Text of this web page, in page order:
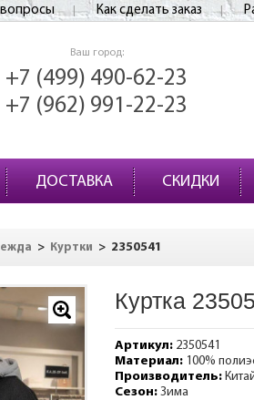
Как сделать заказ
Ваш город:
+7 (499) 490-62-23
+7 (962) 991-22-23
ДОСТАВКА СКИДКИ
> Куртки > 2350541
Куртка
Артикул:2350541
Материал:100%
Производитель:
Сезон:Зима